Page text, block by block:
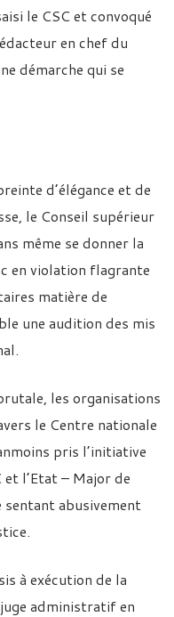
le CSC et convoqué
en chef du
démarche qui se
d’élégance et de
le Conseil supérieur
même se donner la
en violation flagrante
matière de
une audition des mis
les organisations
le Centre nationale
pris l’initiative
et l’Etat – Major de
sentant abusivement
à exécution de la
administratif en